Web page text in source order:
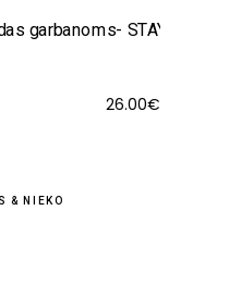
26.00€
& NIEKO